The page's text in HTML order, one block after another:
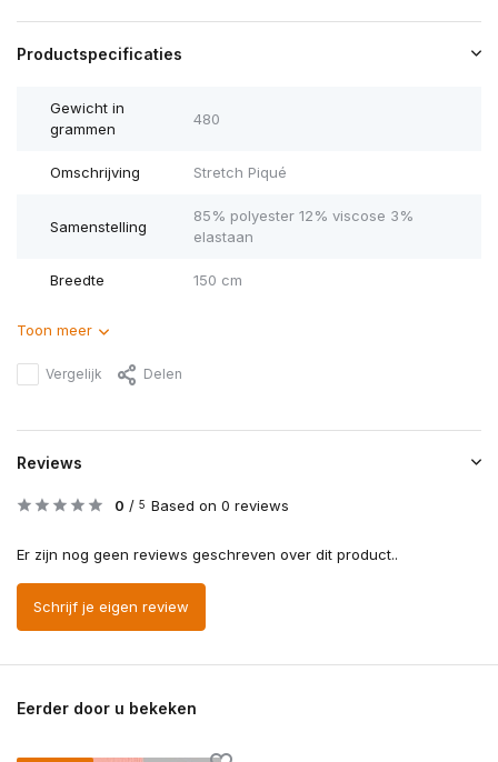
Productspecificaties
Gewicht in
grammen
480
Omschrijving Stretch Piqué
Samenstelling
85% polyester 12% viscose 3%
elastaan
Breedte 150 cm
Toon meer
Vergelijk Delen
Reviews
0 / 5 Based on 0 reviews
Er zijn nog geen reviews geschreven over dit product..
Schrijf je eigen review
Eerder door u bekeken